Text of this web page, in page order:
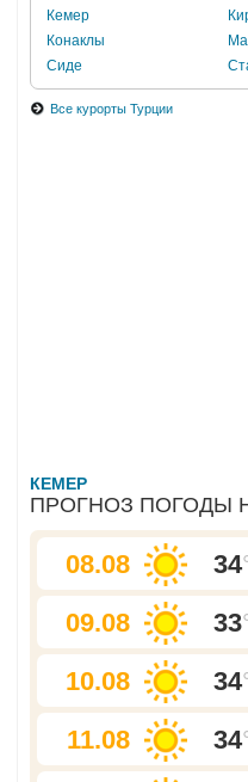
Кемер
Конаклы
Сиде
Все курорты Турции
КЕМЕР
ПРОГНОЗ ПОГОДЫ
08.08 34
09.08 33
10.08 34
11.08 34